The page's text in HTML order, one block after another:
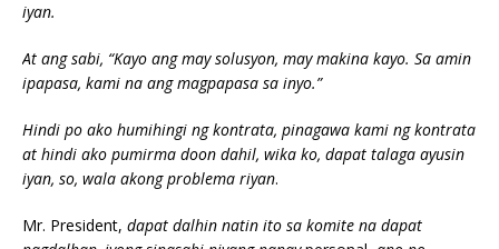
iyan.
At ang sabi, “Kayo ang may solusyon, may makina kayo. Sa amin
ipapasa, kami na ang magpapasa sa inyo.”
Hindi po ako humihingi ng kontrata, pinagawa kami ng kontrata
at hindi ako pumirma doon dahil, wika ko, dapat talaga ayusin
iyan, so, wala akong problema riyan.
Mr. President, dapat dalhin natin ito sa komite na dapat